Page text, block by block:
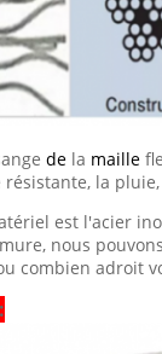
de la maille
résistante, la
est l'acier
nous
combien adroit